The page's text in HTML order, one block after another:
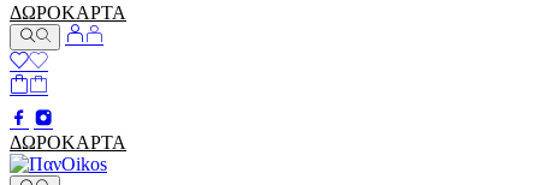
ΔΩΡΟΚΑΡΤΑ
ΔΩΡΟΚΑΡΤΑ